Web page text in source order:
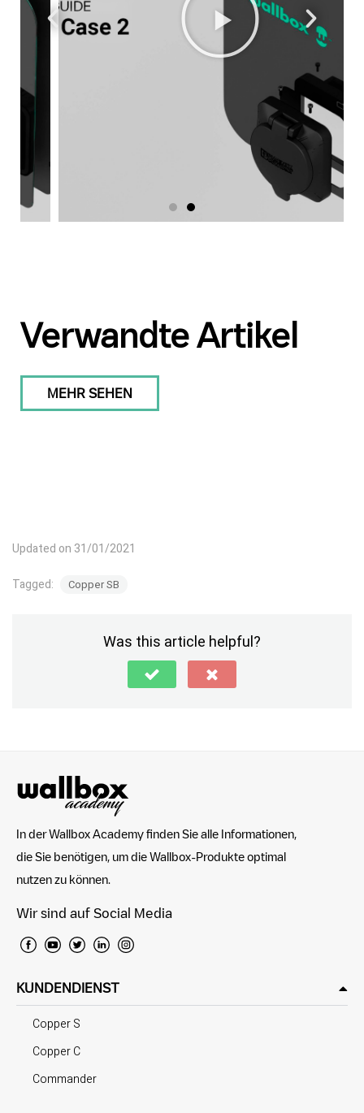
Verwandte Artikel
MEHR SEHEN
Updated on 31/01/2021
Tagged: Copper SB
Was this article helpful?
In der Wallbox Academy finden Sie alle Informationen,
die Sie benötigen, um die Wallbox-Produkte optimal
nutzen zu können.
Wir sind auf Social Media
KUNDENDIENST
Copper S
Copper C
Commander